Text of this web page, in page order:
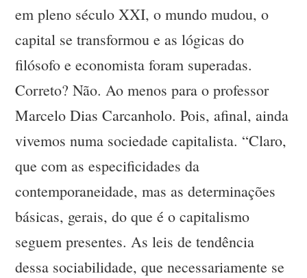
em pleno século XXI, o mundo mudou, o
capital se transformou e as lógicas do
filósofo e economista foram superadas.
Correto? Não. Ao menos para o professor
Marcelo Dias Carcanholo. Pois, afinal, ainda
vivemos numa sociedade capitalista. “Claro,
que com as especificidades da
contemporaneidade, mas as determinações
básicas, gerais, do que é o capitalismo
seguem presentes. As leis de tendência
dessa sociabilidade, que necessariamente se